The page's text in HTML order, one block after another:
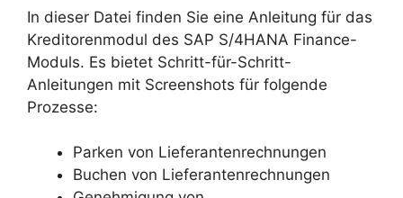
In dieser Datei finden Sie eine Anleitung für das
Kreditorenmodul des SAP S/4HANA Finance-
Moduls. Es bietet Schritt-für-Schritt-
Anleitungen mit Screenshots für folgende
Prozesse:
Parken von Lieferantenrechnungen
Buchen von Lieferantenrechnungen